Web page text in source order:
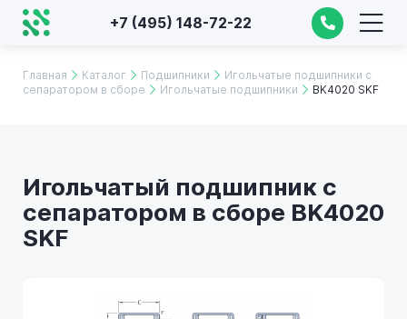
+7 (495) 148-72-22
Главная Каталог Подшипники
Игольчатые подшипники с
сепаратором в сборе
Игольчатые подшипники BK4020 SKF
Игольчатый подшипник с
сепаратором в сборе BK4020
SKF